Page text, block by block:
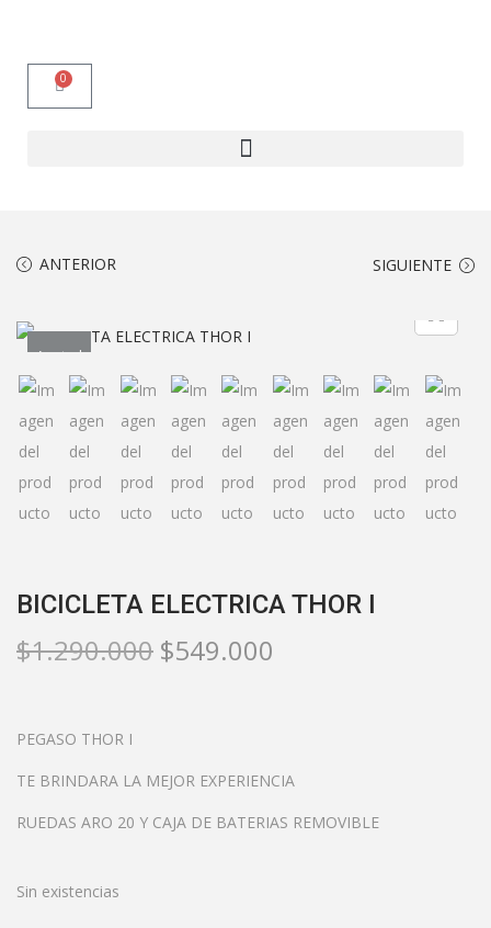
0
ANTERIOR SIGUIENTE
Agotad
BICICLETA ELECTRICA THOR I
$1.290.000 $549.000
PEGASO THOR I
TE BRINDARA LA MEJOR EXPERIENCIA
RUEDAS ARO 20 Y CAJA DE BATERIAS REMOVIBLE
Sin existencias